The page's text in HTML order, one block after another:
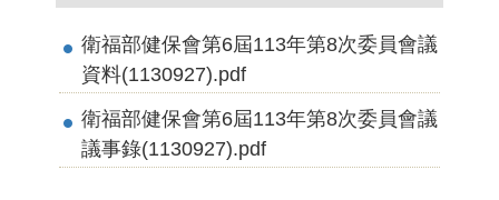
衛福部健保會第6屆113年第8次委員會議
資料(1130927).pdf
衛福部健保會第6屆113年第8次委員會議
議事錄(1130927).pdf